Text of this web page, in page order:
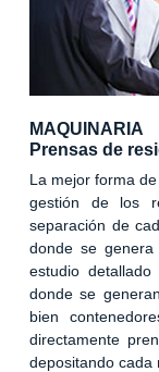
MAQUINARIA
Prensas de
La mejor forma
gestión de los
separación de
donde se
estudio
donde se
bien
directamente
depositando cada